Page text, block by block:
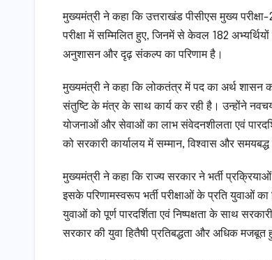
मुख्यमंत्री ने कहा कि उत्तराखंड पीसीएस मुख्य
परीक्षा में सम्मिलित हुए, जिनमें से केवल 182
अनुशासन और दृढ़ संकल्प का परिणाम है।
मुख्यमंत्री ने कहा कि लोकतंत्र में पद का अर्थ शासन
संतुष्टि के मंत्र के साथ कार्य कर रही है। उन्होंने
योजनाओं और सेवाओं का लाभ संवेदनशीलता एवं
को सरकारी कार्यालय में सम्मान, विश्वास और
मुख्यमंत्री ने कहा कि राज्य सरकार ने भर्ती
इसके परिणामस्वरूप भर्ती परीक्षाओं के प्रति युवाओं
युवाओं को पूर्ण पारदर्शिता एवं निष्पक्षता के साथ
सरकार की युवा हितैषी प्रतिबद्धता और अधिक मजबूत